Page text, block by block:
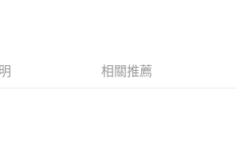
付你分期」之契約關係目的，商店將以您的個人
天內，點擊此簡訊中的連結，可透過四大超商／
先享後付 」之結帳頁面顯示為準，若有關於
含以上)免運費
相關推薦